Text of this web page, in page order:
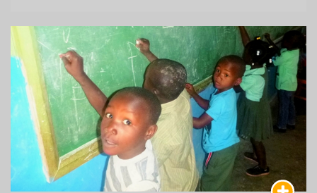
parrainer une collectivité, notamment un projet social en Amérique
latine ou en Afrique. Nous avons décidé de nous concentrer
davantage sur cette forme de parrainage d’une collectivité, qui ne
met pas un individu spécifique au centre mais qui permet à un
groupe de jeunes ou d’adolescents de bénéficier de cette aide
continue. Un système de parrainage assure une certaine
régularité et prévisibilité pour le projet concerné et peut ainsi
assurer le fonctionnement de celui-ci.
Le parrain peut choisir le projet à soutenir et recevra au moins une
fois par an des nouvelles sur ce projet ainsi que sur les enfants et